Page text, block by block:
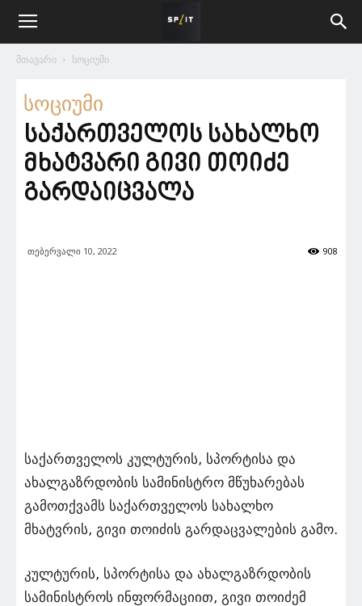
მთავარი სოციუმი
სოციუმი
საქართველოს სახალხო
მხატვარი გივი თოიძე
გარდაიცვალა
თებერვალი 10, 2022 908
საქართველოს კულტურის, სპორტისა და
ახალგაზრდობის სამინისტრო მწუხარებას
გამოთქვამს საქართველოს სახალხო
მხატვრის, გივი თოიძის გარდაცვალების გამო.
კულტურის, სპორტისა და ახალგაზრდობის
სამინისტროს ინფორმაციით, გივი თოიძემ